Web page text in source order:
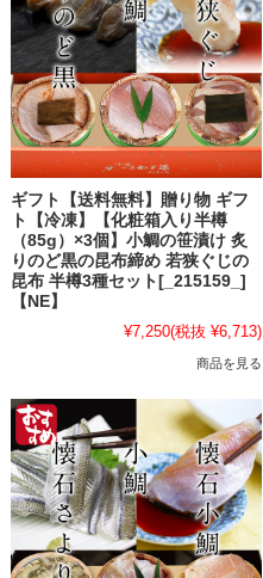
ギフト【送料無料】贈り物 ギフ
ト【冷凍】【化粧箱入り半樽
（85g）×3個】小鯛の笹漬け 炙
りのど黒の昆布締め 若狭ぐじの
昆布 半樽3種セット[_215159_]
【NE】
¥7,250(税抜 ¥6,713)
商品を見る